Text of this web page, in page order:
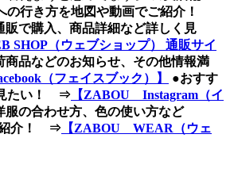
の行き方を地図や動画でご紹介！
で購入、商品詳細など詳しく見
SHOP（ウェブショップ） 通販サイ
商品などのお知らせ、その他情報満
（フェイスブック）】
●おすす
見たい！ ⇒ 【ZABOU Instagram（イ
服の合わせ方、色の使い方など
紹介！ ⇒ 【ZABOU WEAR（ウェ